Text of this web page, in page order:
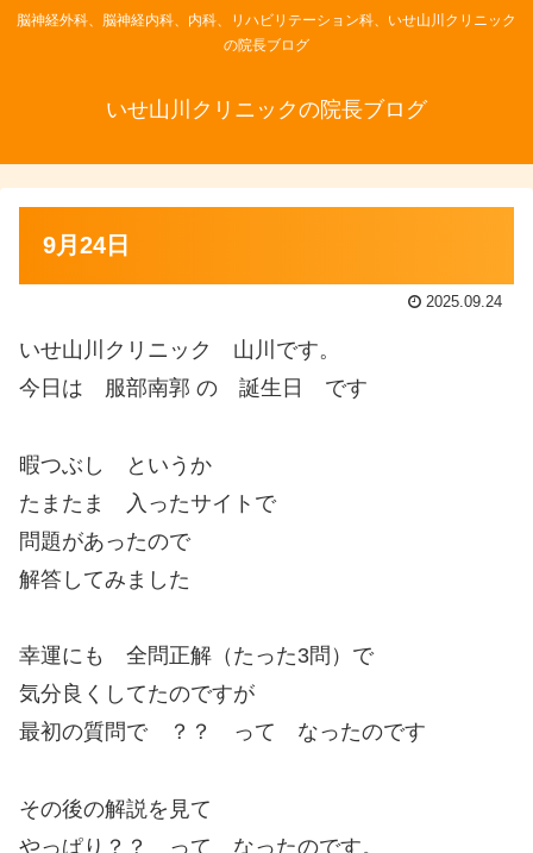
脳神経外科、脳神経内科、内科、リハビリテーション科、いせ山川クリニック
の院長ブログ
いせ山川クリニックの院長ブログ
9月24日
2025.09.24
いせ山川クリニック 山川です。
今日は 服部南郭 の 誕生日 です
暇つぶし というか
たまたま 入ったサイトで
問題があったので
解答してみました
幸運にも 全問正解（たった3問）で
気分良くしてたのですが
最初の質問で ？？ って なったのです
その後の解説を見て
やっぱり？？ って なったのです。